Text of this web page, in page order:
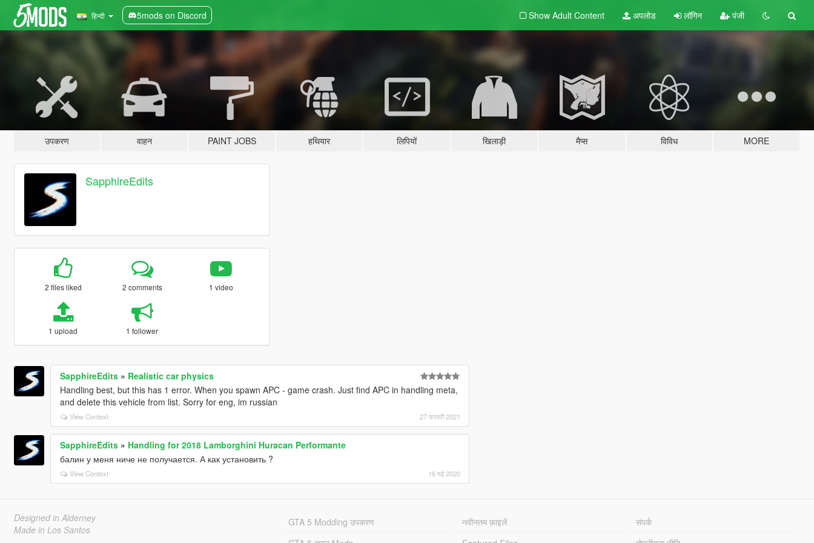
हिन्दी 5mods on Discord Show Adult Content अपलोड लॉगिन पंजी
उपकरण वाहन PAINT JOBS हथियार लिपियों खिलाड़ी मैप्स विविध MORE
SapphireEdits
2 files liked 2 comments 1 video
1 upload 1 follower
SapphireEdits» Realistic car physics
Handling best, but this has 1 error. When you spawn APC - game crash. Just find APC in handling meta,
and delete this vehicle from list. Sorry for eng, im russian
View Context 27 फरवरी 2021
SapphireEdits» Handling for 2018 Lamborghini Huracan Performante
балин у меня ниче не получается. А как установить ?
View Context 16 मई 2020
Designed in Alderney
Made in Los Santos
GTA 5 Modding उपकरण
नवीनतम फ़ाइलें
संपर्क